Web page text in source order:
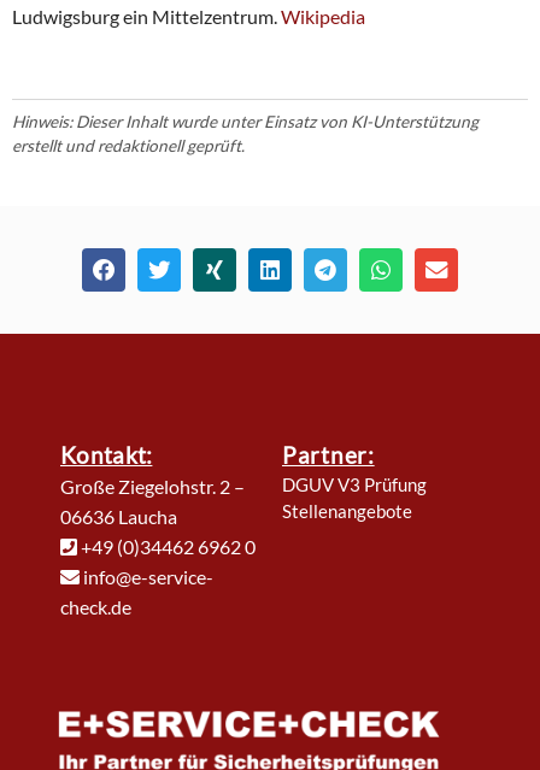
Ludwigsburg ein Mittelzentrum.Wikipedia
Hinweis: Dieser Inhalt wurde unter Einsatz von KI-Unterstützung
erstellt und redaktionell geprüft.
Kontakt:
Große Ziegelohstr. 2 –
06636 Laucha
+49 (0)34462 6962 0
info@e-service-
check.de
Partner:
DGUV V3 Prüfung
Stellenangebote